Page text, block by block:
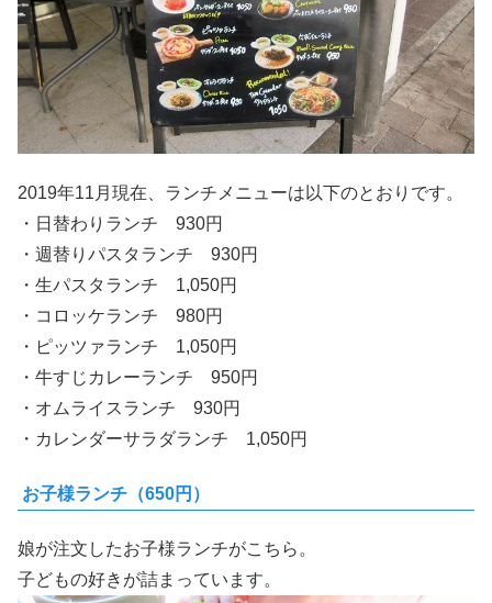
2019年11月現在、ランチメニューは以下のとおりです。
・日替わりランチ 930円
・週替りパスタランチ 930円
・生パスタランチ 1,050円
・コロッケランチ 980円
・ピッツァランチ 1,050円
・牛すじカレーランチ 950円
・オムライスランチ 930円
・カレンダーサラダランチ 1,050円
お子様ランチ（650円）
娘が注文したお子様ランチがこちら。
子どもの好きが詰まっています。